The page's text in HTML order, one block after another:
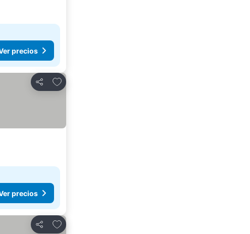
precios
Compartir
Agregar a favoritos
precios
Compartir
Agregar a favoritos